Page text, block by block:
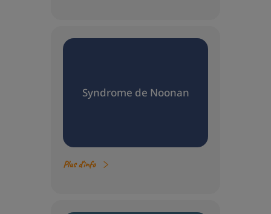
Syndrome de Noonan
Plus d'info